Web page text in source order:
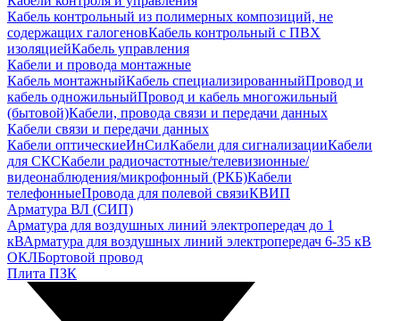
Кабель контрольный из полимерных композиций, не
содержащих галогеновКабель контрольный с ПВХ
изоляциейКабель управления
Кабели и провода монтажные
Кабель монтажныйКабель специализированныйПровод и
кабель одножильныйПровод и кабель многожильный
(бытовой)Кабели, провода связи и передачи данных
Кабели связи и передачи данных
Кабели оптическиеИнСилКабели для сигнализацииКабели
для СКСКабели радиочастотные/телевизионные/
видеонаблюдения/микрофонный (РКБ)Кабели
телефонныеПровода для полевой связиКВИП
Арматура ВЛ (СИП)
Арматура для воздушных линий электропередач до 1
кВАрматура для воздушных линий электропередач 6-35 кВ
ОКЛБортовой провод
Плита ПЗК